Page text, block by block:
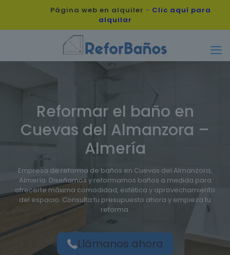
Página web en alquiler - Clic aquí para
alquilar
Reformar el baño en
Cuevas del Almanzora –
Almería
Empresa de reforma de baños en Cuevas del Almanzora,
Almería. Diseñamos y reformamos baños a medida para
ofrecerte máxima comodidad, estética y aprovechamiento
del espacio. Consulta tu presupuesto ahora y empieza tu
reforma.
Llámanos ahora